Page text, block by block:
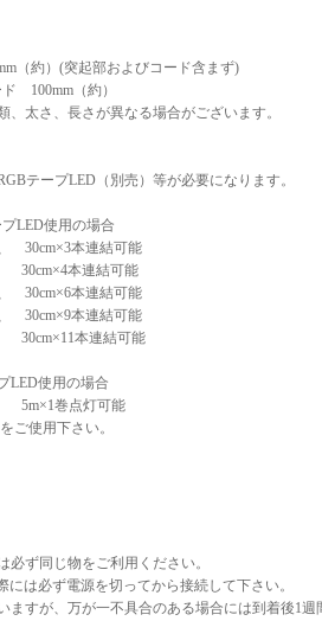
（約）(突起部およびコード含まず)
100mm（約）
太さ、長さが異なる場合がございます。
テープLED（別売）等が必要になります。
LED使用の場合
30cm×3本連結可能
30cm×4本連結可能
30cm×6本連結可能
30cm×9本連結可能
30cm×11本連結可能
LED使用の場合
5m×1巻点灯可能
ご使用下さい。
ず同じ物をご利用ください。
は必ず電源を切ってから接続して下さい。
ますが、万が一不具合のある場合には到着後1週